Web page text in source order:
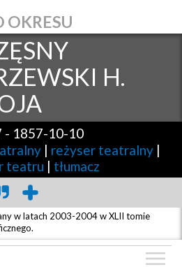
OKRESU
H.
- 1857-10-10
| reżyser teatralny |
teatru | tłumacz
w latach 2003-2004 w XLII tomie